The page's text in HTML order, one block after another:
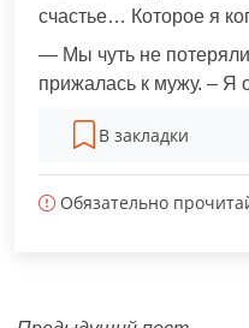
счастье… Которое я
— Мы чуть не
прижалась к мужу. – Я
В закладки
Обязательно